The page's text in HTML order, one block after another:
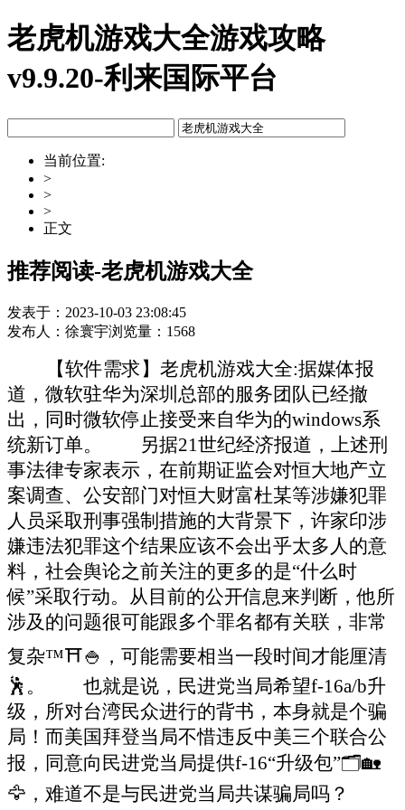
老虎机游戏大全游戏攻略
v9.9.20-利来国际平台
当前位置:
>
>
>
正文
推荐阅读-老虎机游戏大全
发表于：2023-10-03 23:08:45
发布人：徐寰宇浏览量：1568
【软件需求】老虎机游戏大全:据媒体报
道，微软驻华为深圳总部的服务团队已经撤
出，同时微软停止接受来自华为的windows系
统新订单。 另据21世纪经济报道，上述刑
事法律专家表示，在前期证监会对恒大地产立
案调查、公安部门对恒大财富杜某等涉嫌犯罪
人员采取刑事强制措施的大背景下，许家印涉
嫌违法犯罪这个结果应该不会出乎太多人的意
料，社会舆论之前关注的更多的是“什么时
候”采取行动。从目前的公开信息来判断，他所
涉及的问题很可能跟多个罪名都有关联，非常
复杂™⛩🍚，可能需要相当一段时间才能厘清
🕺。
也就是说，民进党当局希望f-16a/b升
级，所对台湾民众进行的背书，本身就是个骗
局！而美国拜登当局不惜违反中美三个联合公
报，同意向民进党当局提供f-16“升级包”🗂🏡
🦅，难道不是与民进党当局共谋骗局吗？